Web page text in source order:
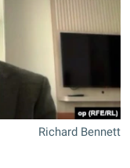
Richard Bennett